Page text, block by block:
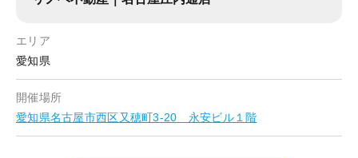
エリア
愛知県
開催場所
愛知県名古屋市西区又穂町3-20 永安ビル１階